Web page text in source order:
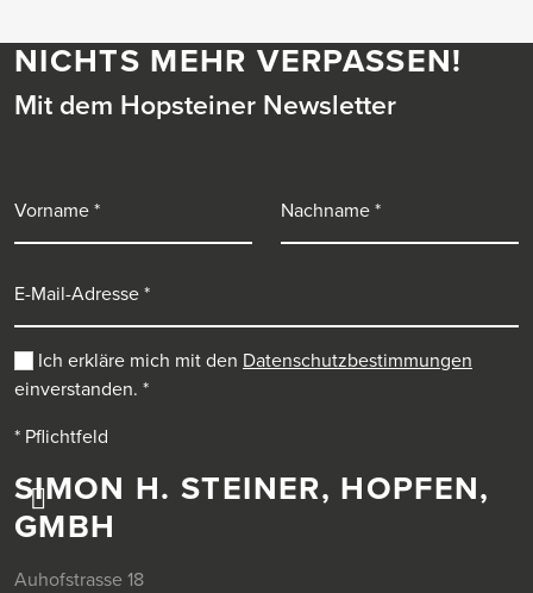
SIMON H. STEINER, HOPFEN,
GMBH
Auhofstrasse 18
NICHTS MEHR VERPASSEN!
Mit dem Hopsteiner Newsletter
Ich erkläre mich mit den Datenschutzbestimmungen
einverstanden. *
* Pflichtfeld